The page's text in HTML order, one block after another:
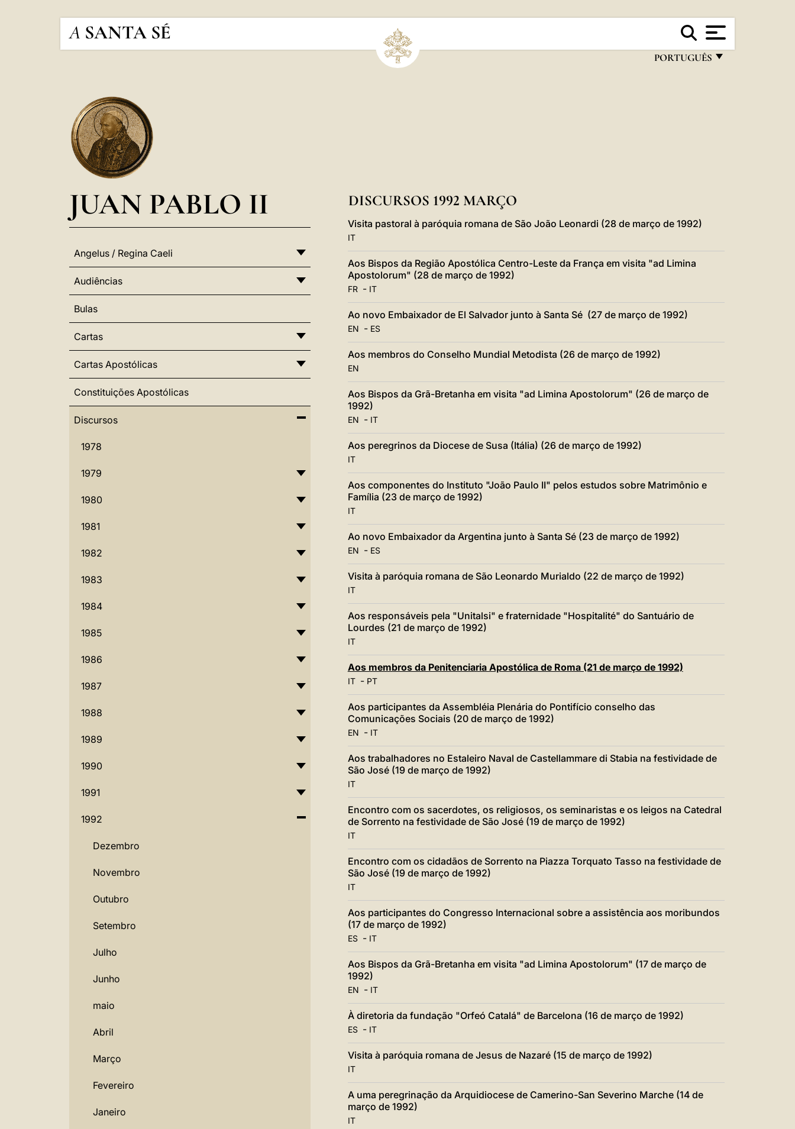
A SANTA SÉ
PORTUGUÊS
POLSKI
中文
JUAN PABLO II
Angelus / Regina Caeli
Audiências
Bulas
Cartas
Cartas Apostólicas
Constituições Apostólicas
Discursos
1978
1979
1980
1981
1982
1983
1984
1985
1986
1987
1988
1989
1990
1991
1992
Dezembro
Novembro
Outubro
Setembro
Julho
Junho
maio
Abril
Março
Fevereiro
Janeiro
DISCURSOS 1992 MARÇO
Visita pastoral à paróquia romana de São João Leonardi (28 de março de 1992)
IT
Aos Bispos da Região Apostólica Centro-Leste da França em visita "ad Limina
Apostolorum" (28 de março de 1992)
FR- IT
Ao novo Embaixador de El Salvador junto à Santa Sé (27 de março de 1992)
EN - ES
Aos membros do Conselho Mundial Metodista (26 de março de 1992)
EN
Aos Bispos da Grã-Bretanha em visita "ad Limina Apostolorum" (26 de março de
1992)
EN - IT
Aos peregrinos da Diocese de Susa (Itália) (26 de março de 1992)
IT
Aos componentes do Instituto "João Paulo II" pelos estudos sobre Matrimônio e
Família (23 de março de 1992)
IT
Ao novo Embaixador da Argentina junto à Santa Sé (23 de março de 1992)
EN - ES
Visita à paróquia romana de São Leonardo Murialdo (22 de março de 1992)
IT
Aos responsáveis pela "Unitalsi" e fraternidade "Hospitalité" do Santuário de
Lourdes (21 de março de 1992)
IT
Aos membros da Penitenciaria Apostólica de Roma (21 de março de 1992)
IT- PT
Aos participantes da Assembléia Plenária do Pontifício conselho das
Comunicações Sociais (20 de março de 1992)
EN - IT
Aos trabalhadores no Estaleiro Naval de Castellammare di Stabia na festividade de
São José (19 de março de 1992)
IT
Encontro com os sacerdotes, os religiosos, os seminaristas e os leigos na Catedral
de Sorrento na festividade de São José (19 de março de 1992)
IT
Encontro com os cidadãos de Sorrento na Piazza Torquato Tasso na festividade de
São José (19 de março de 1992)
IT
Aos participantes do Congresso Internacional sobre a assistência aos moribundos
(17 de março de 1992)
ES- IT
Aos Bispos da Grã-Bretanha em visita "ad Limina Apostolorum" (17 de março de
1992)
EN - IT
À diretoria da fundação "Orfeó Catalá" de Barcelona (16 de março de 1992)
ES- IT
Visita à paróquia romana de Jesus de Nazaré (15 de março de 1992)
IT
A uma peregrinação da Arquidiocese de Camerino-San Severino Marche (14 de
março de 1992)
IT